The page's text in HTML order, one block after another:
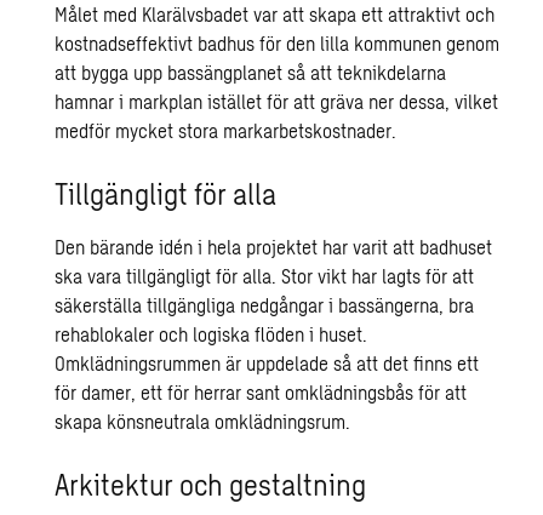
Målet med Klarälvsbadet var att skapa ett attraktivt och
kostnadseffektivt badhus för den lilla kommunen genom
att bygga upp bassängplanet så att teknikdelarna
hamnar i markplan istället för att gräva ner dessa, vilket
medför mycket stora markarbetskostnader.
Tillgängligt för alla
Den bärande idén i hela projektet har varit att badhuset
ska vara tillgängligt för alla. Stor vikt har lagts för att
säkerställa tillgängliga nedgångar i bassängerna, bra
rehablokaler och logiska flöden i huset.
Omklädningsrummen är uppdelade så att det finns ett
för damer, ett för herrar sant omklädningsbås för att
skapa könsneutrala omklädningsrum.
Arkitektur och gestaltning